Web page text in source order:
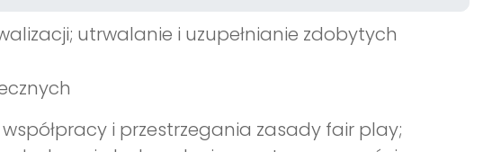
utrwalanie i uzupełnianie zdobytych
i przestrzegania zasady fair play;